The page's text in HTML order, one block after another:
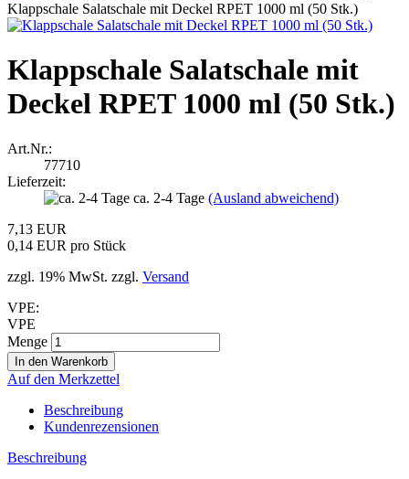
Klappschale Salatschale mit Deckel RPET 1000 ml (50 Stk.)
Klappschale Salatschale mit
Deckel RPET 1000 ml (50 Stk.)
Art.Nr.:
77710
Lieferzeit:
ca. 2-4 Tage (Ausland abweichend)
7,13 EUR
0,14 EUR pro Stück
zzgl. 19% MwSt. zzgl. Versand
VPE:
VPE
Menge
Auf den Merkzettel
Beschreibung
Kundenrezensionen
Beschreibung